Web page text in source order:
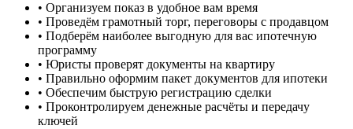
• Организуем показ в удобное вам время
• Проведём грамотный торг, переговоры с продавцом
• Подберём наиболее выгодную для вас ипотечную
программу
• Юристы проверят документы на квартиру
• Правильно оформим пакет документов для ипотеки
• Обеспечим быструю регистрацию сделки
• Проконтролируем денежные расчёты и передачу
ключей